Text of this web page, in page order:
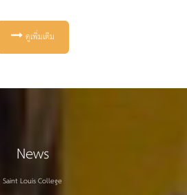
ดูเพิ่มเติม
News
Saint Louis College